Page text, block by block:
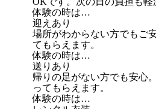
体験の時は…
迎えあり
場所がわからない方でもご
てもらえます。
体験の時は…
送りあり
帰りの足がない方でも安心
ってもらえます。
体験の時は…